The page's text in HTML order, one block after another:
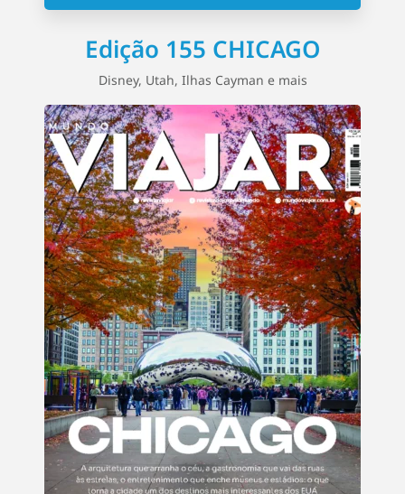
Edição 155 CHICAGO
Disney, Utah, Ilhas Cayman e mais